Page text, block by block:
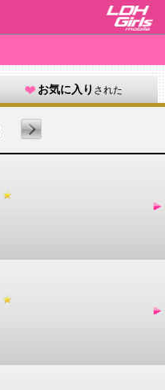
お気に入り された